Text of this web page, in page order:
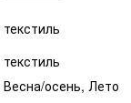
текстиль
текстиль
Весна/осень, Лето